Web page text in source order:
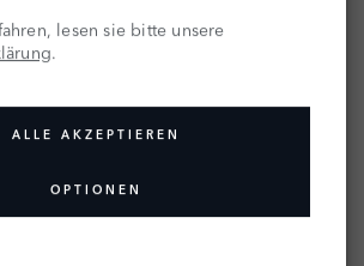
lesen sie bitte unsere
.
OPTIONEN
ALLE AKZEPTIEREN